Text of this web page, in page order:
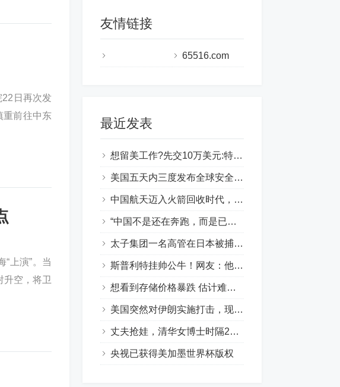
日再次发
重前往中东
上演”。当
升空，将卫
友情链接
65516.com
最近发表
想留美工作?先交10万美元:特朗普政府拟对国际毕业生下手
美国五天内三度发布全球安全提醒
中国航天迈入火箭回收时代，专家解析长十乙首飞亮点
“中国不是还在奔跑，而是已经冲线”
太子集团一名高管在日本被捕，外交部回应
斯普利特挂帅公牛！网友：他把开拓者首轮签和自己一起送去芝加哥
想看到存储价格暴跌 估计难了！黄仁勋喊话内存短缺将持续数年 价格还要涨
美国突然对伊朗实施打击，现货黄金盘中跳水
丈夫抢娃，清华女博士时隔200多天见到幼子
央视已获得美加墨世界杯版权